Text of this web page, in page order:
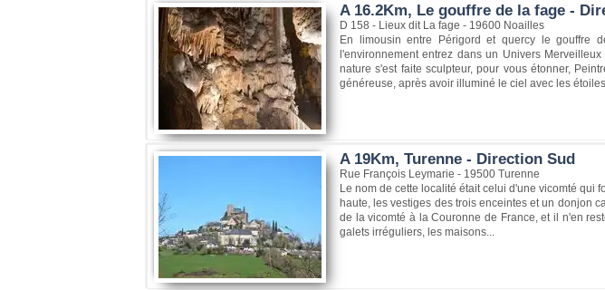
A 16.2Km, Le gouffre de la fage -
D 158 - Lieux dit La fage - 19600 Noailles
En limousin entre Périgord et quercy le gouffre
l'environnement entrez dans un Univers
nature s'est faite sculpteur, pour vous étonner,
généreuse, après avoir illuminé le ciel avec les étoiles,
A 19Km, Turenne - Direction Sud
Rue François Leymarie - 19500 Turenne
Le nom de cette localité était celui d'une vicomté qui
haute, les vestiges des trois enceintes et un donjon
de la vicomté à la Couronne de France, et il n'en
galets irréguliers, les maisons...